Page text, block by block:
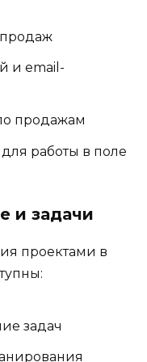
и email-
продажам
работы в поле
и задачи
проектами в
задач